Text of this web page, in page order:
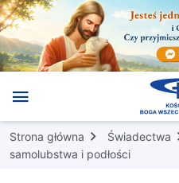
Strona główna Świadectwa
samolubstwa i podłości